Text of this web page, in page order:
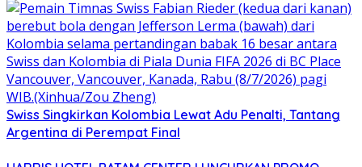
Swiss Singkirkan Kolombia Lewat Adu Penalti, Tantang
Argentina di Perempat Final